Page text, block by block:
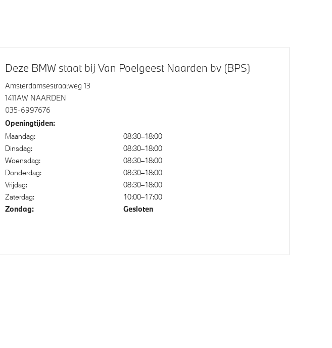
Automatisch dimmende binnen- en
buitenspiegel bestuurderzijde
Parking assistant plus
Driving Assistant Professional
Deze BMW staat bij Van Poelgeest Naarden bv (BPS)
Amsterdamsestraatweg 13
1411AW NAARDEN
035-6997676
Openingtijden:
Maandag:
08:30–18:00
Dinsdag:
08:30–18:00
Woensdag:
08:30–18:00
Donderdag:
08:30–18:00
Vrijdag:
08:30–18:00
Zaterdag:
10:00–17:00
Zondag: Gesloten